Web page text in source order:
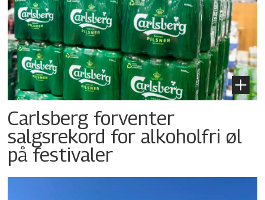
Carlsberg forventer
salgsrekord for alkoholfri øl
på festivaler